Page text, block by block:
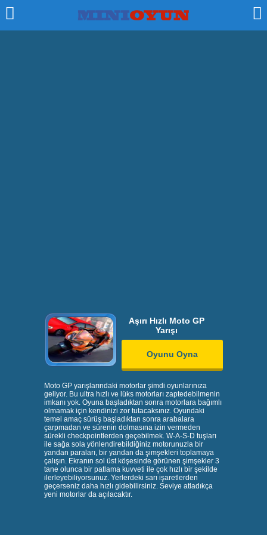
Aşırı Hızlı Moto GP
Yarışı
Oyunu Oyna
Moto GP yarışlarındaki motorlar şimdi oyunlarınıza
geliyor. Bu ultra hızlı ve lüks motorları zaptedebilmenin
imkanı yok. Oyuna başladıktan sonra motorlara bağımlı
olmamak için kendinizi zor tutacaksınız. Oyundaki
temel amaç sürüş başladıktan sonra arabalara
çarpmadan ve sürenin dolmasına izin vermeden
sürekli checkpointlerden geçebilmek. W-A-S-D tuşları
ile sağa sola yönlendirebildiğiniz motorunuzla bir
yandan paraları, bir yandan da şimşekleri toplamaya
çalışın. Ekranın sol üst köşesinde görünen şimşekler 3
tane olunca bir patlama kuvveti ile çok hızlı bir şekilde
ilerleyebiliyorsunuz. Yerlerdeki sarı işaretlerden
geçerseniz daha hızlı gidebilirsiniz. Seviye atladıkça
yeni motorlar da açılacaktır.